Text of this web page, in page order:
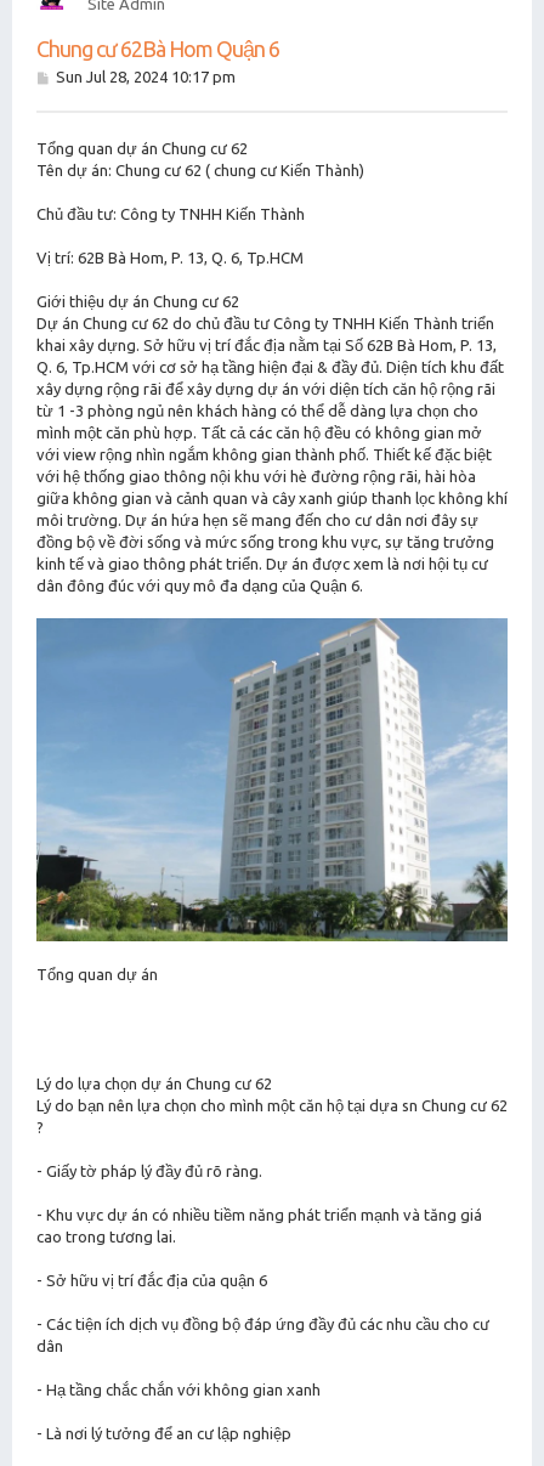
Site Admin
Chung cư 62Bà Hom Quận 6
PSun Jul 28, 2024 10:17 pm
Tổng quan dự án Chung cư 62
Tên dự án: Chung cư 62 ( chung cư Kiến Thành)
Chủ đầu tư: Công ty TNHH Kiến Thành
Vị trí: 62B Bà Hom, P. 13, Q. 6, Tp.HCM
Giới thiệu dự án Chung cư 62
Dự án Chung cư 62 do chủ đầu tư Công ty TNHH Kiến Thành triển
khai xây dựng. Sở hữu vị trí đắc địa nằm tại Số 62B Bà Hom, P. 13,
Q. 6, Tp.HCM với cơ sở hạ tầng hiện đại & đầy đủ. Diện tích khu đất
xây dựng rộng rãi để xây dựng dự án với diện tích căn hộ rộng rãi
từ 1 -3 phòng ngủ nên khách hàng có thể dễ dàng lựa chọn cho
mình một căn phù hợp. Tất cả các căn hộ đều có không gian mở
với view rộng nhìn ngắm không gian thành phố. Thiết kế đặc biệt
với hệ thống giao thông nội khu với hè đường rộng rãi, hài hòa
giữa không gian và cảnh quan và cây xanh giúp thanh lọc không khí
môi trường. Dự án hứa hẹn sẽ mang đến cho cư dân nơi đây sự
đồng bộ về đời sống và mức sống trong khu vực, sự tăng trưởng
kinh tế và giao thông phát triển. Dự án được xem là nơi hội tụ cư
dân đông đúc với quy mô đa dạng của Quận 6.
Tổng quan dự án
Lý do lựa chọn dự án Chung cư 62
Lý do bạn nên lựa chọn cho mình một căn hộ tại dựa sn Chung cư 62
?
- Giấy tờ pháp lý đầy đủ rõ ràng.
- Khu vực dự án có nhiều tiềm năng phát triển mạnh và tăng giá
cao trong tương lai.
- Sở hữu vị trí đắc địa của quận 6
- Các tiện ích dịch vụ đồng bộ đáp ứng đầy đủ các nhu cầu cho cư
dân
- Hạ tầng chắc chắn với không gian xanh
- Là nơi lý tưởng để an cư lập nghiệp